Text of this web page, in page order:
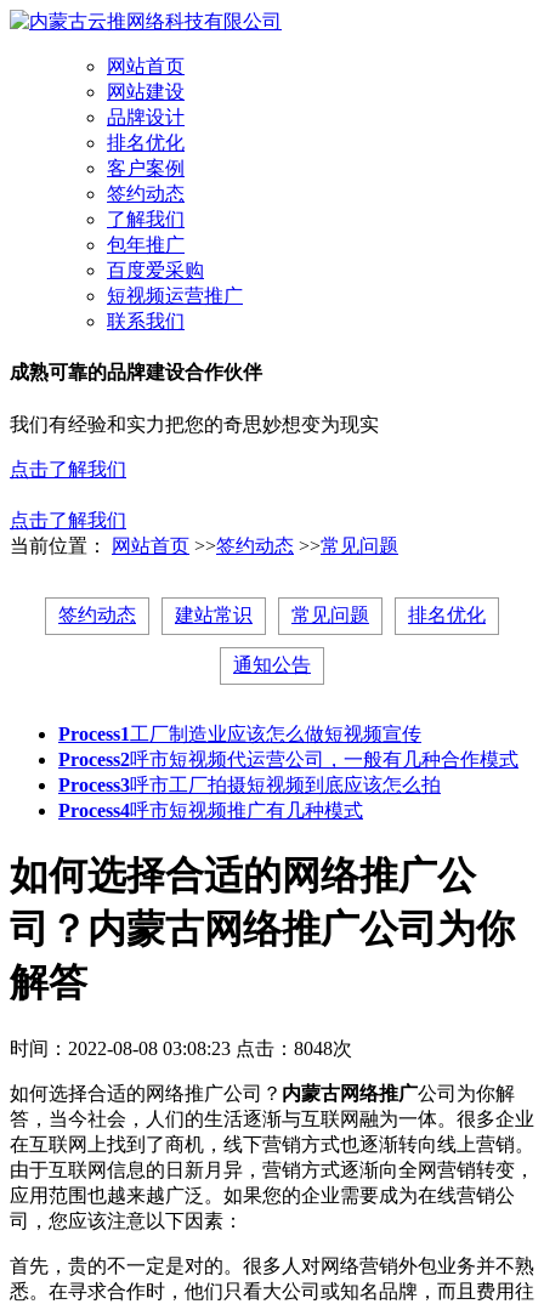
网站首页
网站建设
品牌设计
排名优化
客户案例
签约动态
了解我们
包年推广
百度爱采购
短视频运营推广
联系我们
成熟可靠的品牌建设合作伙伴
我们有经验和实力把您的奇思妙想变为现实
点击了解我们
点击了解我们
当前位置：
网站首页 >>签约动态 >>常见问题
签约动态 建站常识 常见问题 排名优化
通知公告
Process1工厂制造业应该怎么做短视频宣传
Process2呼市短视频代运营公司，一般有几种合作模式
Process3呼市工厂拍摄短视频到底应该怎么拍
Process4呼市短视频推广有几种模式
如何选择合适的网络推广公
司？内蒙古网络推广公司为你
解答
时间：2022-08-08 03:08:23 点击：8048次
如何选择合适的网络推广公司？ 内蒙古网络推广公司为你解
答，当今社会，人们的生活逐渐与互联网融为一体。很多企业
在互联网上找到了商机，线下营销方式也逐渐转向线上营销。
由于互联网信息的日新月异，营销方式逐渐向全网营销转变，
应用范围也越来越广泛。如果您的企业需要成为在线营销公
司，您应该注意以下因素：
首先，贵的不一定是对的。很多人对网络营销外包业务并不熟
悉。在寻求合作时，他们只看大公司或知名品牌，而且费用往